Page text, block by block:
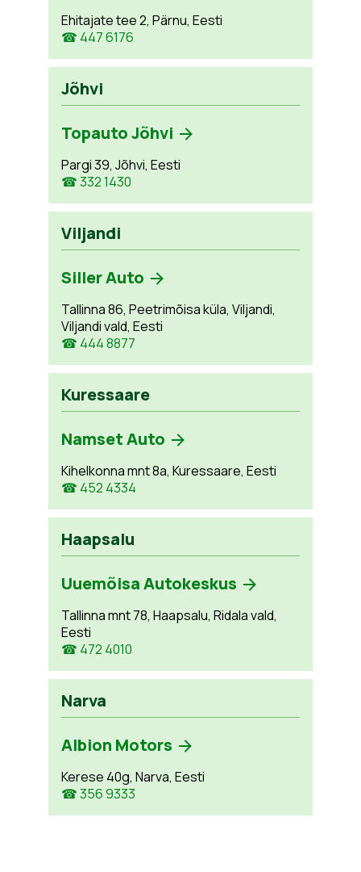
Ehitajate tee 2, Pärnu, Eesti
☎ 447 6176
Jõhvi
Topauto Jõhvi
Pargi 39, Jõhvi, Eesti
☎ 332 1430
Viljandi
Siller Auto
Tallinna 86, Peetrimõisa küla, Viljandi,
Viljandi vald, Eesti
☎ 444 8877
Kuressaare
Namset Auto
Kihelkonna mnt 8a, Kuressaare, Eesti
☎ 452 4334
Haapsalu
Uuemõisa Autokeskus
Tallinna mnt 78, Haapsalu, Ridala vald,
Eesti
☎ 472 4010
Narva
Albion Motors
Kerese 40g, Narva, Eesti
☎ 356 9333